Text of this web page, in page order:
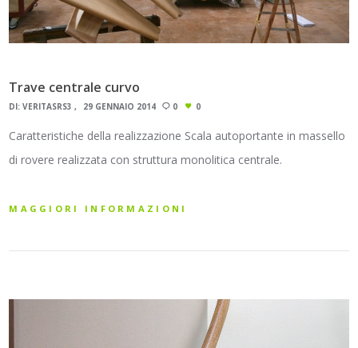
Trave centrale curvo
DI:VERITASRS3 29 GENNAIO 2014 0 0
Caratteristiche della realizzazione Scala autoportante in massello
di rovere realizzata con struttura monolitica centrale.
MAGGIORI INFORMAZIONI